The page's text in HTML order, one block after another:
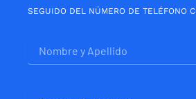
SEGUIDO DEL NÚMERO DE TELÉFONO